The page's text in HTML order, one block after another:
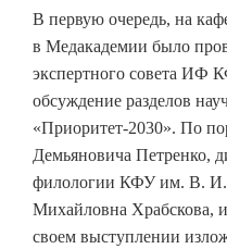
В первую очередь, на
в Медакадемии было
экспертного совета ИФ
обсуждение разделов
«Приоритет-2030». По
Демьяновича Петренко,
филологии КФУ им. В. И.
Михайловна Храбскова,
своем выступлении